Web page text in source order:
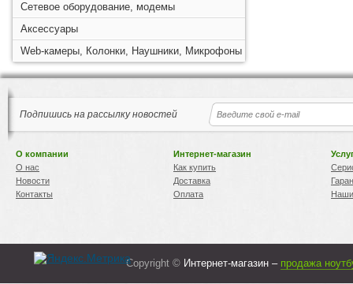
Сетевое оборудование, модемы
Аксессуары
Web-камеры, Колонки, Наушники, Микрофоны
Подпишись на рассылку новостей
О компании
О нас
Новости
Контакты
Интернет-магазин
Как купить
Доставка
Оплата
Copyright © Интернет-магазин – продажа